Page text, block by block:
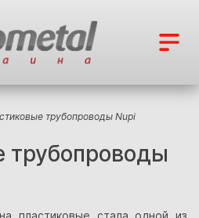
трубопроводы Nupi
трубопроводы
пластиковые стала одной из